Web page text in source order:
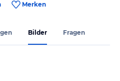
Merken
Bilder Fragen